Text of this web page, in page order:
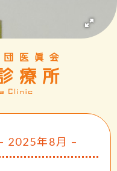
2025年8月 –